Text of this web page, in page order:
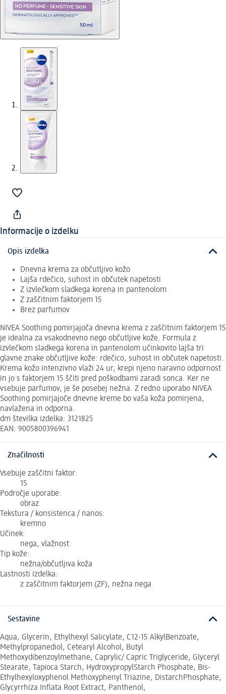
Informacije o izdelku
Opis izdelka
Dnevna krema za občutljivo kožo
Lajša rdečico, suhost in občutek napetosti
Z izvlečkom sladkega korena in pantenolom
Z zaščitnim faktorjem 15
Brez parfumov
NIVEA Soothing pomirjajoča dnevna krema z zaščitnim faktorjem 15
je idealna za vsakodnevno nego občutljive kože. Formula z
izvlečkom sladkega korena in pantenolom učinkovito lajša tri
glavne znake občutljive kože: rdečico, suhost in občutek napetosti.
Krema kožo intenzivno vlaži 24 ur, krepi njeno naravno odpornost
in jo s faktorjem 15 ščiti pred poškodbami zaradi sonca. Ker ne
vsebuje parfumov, je še posebej nežna. Z redno uporabo NIVEA
Soothing pomirjajoče dnevne kreme bo vaša koža pomirjena,
navlažena in odporna.
dm številka izdelka: 3121825
EAN: 9005800396941
Značilnosti
Vsebuje zaščitni faktor:
15
Področje uporabe:
obraz
Tekstura / konsistenca / nanos:
kremno
Učinek:
nega, vlažnost
Tip kože:
nežna/občutljiva koža
Lastnosti izdelka:
z zaščitnim faktorjem (ZF), nežna nega
Sestavine
Aqua, Glycerin, Ethylhexyl Salicylate, C12-15 AlkylBenzoate,
Methylpropanediol, Cetearyl Alcohol, Butyl
Methoxydibenzoylmethane, Caprylic/ Capric Triglyceride, Glyceryl
Stearate, Tapioca Starch, HydroxypropylStarch Phosphate, Bis-
Ethylhexyloxyphenol Methoxyphenyl Triazine, DistarchPhosphate,
Glycyrrhiza Inflata Root Extract, Panthenol,